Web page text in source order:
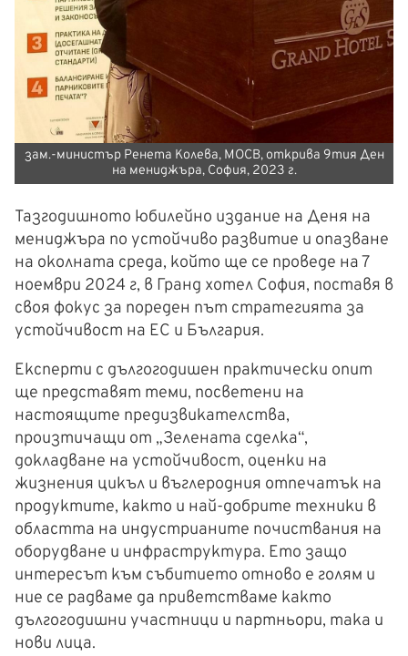
зам.-министър Ренета Колева, МОСВ, открива 9тия Ден
на мениджъра, София, 2023 г.
Тазгодишното юбилейно издание на Деня на
мениджъра по устойчиво развитие и опазване
на околната среда, който ще се проведе на 7
ноември 2024 г, в Гранд хотел София, поставя в
своя фокус за пореден път стратегията за
устойчивост на ЕС и България.
Eксперти с дългогодишен практически опит
ще представят теми, посветени на
настоящите предизвикателства,
произтичащи от „Зелената сделка“,
докладване на устойчивост, оценки на
жизнения цикъл и въглеродния отпечатък на
продуктите, както и най-добрите техники в
областта на индустрианите почиствания на
оборудване и инфраструктура. Ето защо
интересът към събитието отново е голям и
ние се радваме да приветстваме както
дългогодишни участници и партньори, така и
нови лица.